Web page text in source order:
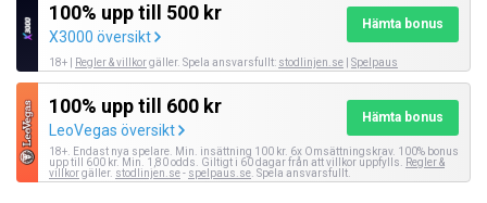
100% upp till 500 kr
X3000 översikt
Hämta bonus
18+ | Regler & villkorgäller. Spela ansvarsfullt: stodlinjen.se Spelpaus
100% upp till 600 kr
LeoVegas översikt
Hämta bonus
18+. Endast nya spelare. Min. insättning 100 kr. 6x Omsättningskrav. 100% bonus
upp till 600 kr. Min. 1,80 odds. Giltigt i 60 dagar från att villkor uppfylls.
Regler &
villkorgäller. stodlinjen.se- spelpaus.se . Spela ansvarsfullt.